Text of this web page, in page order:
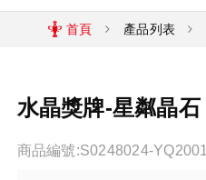
首頁 產品列表
水晶獎牌-星粼晶石
商品編號:S0248024-YQ2001